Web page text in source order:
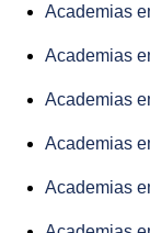
Academias
Academias
Academias
Academias
Academias